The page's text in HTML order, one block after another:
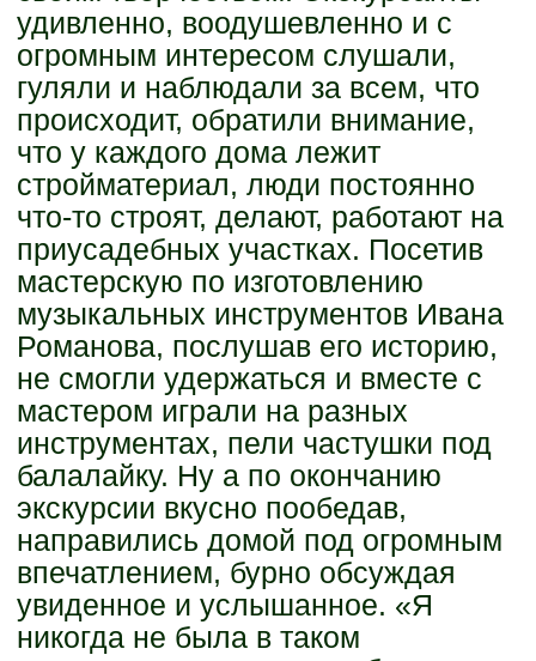
удивленно, воодушевленно и с
огромным интересом слушали,
гуляли и наблюдали за всем, что
происходит, обратили внимание,
что у каждого дома лежит
стройматериал, люди постоянно
что-то строят, делают, работают на
приусадебных участках. Посетив
мастерскую по изготовлению
музыкальных инструментов Ивана
Романова, послушав его историю,
не смогли удержаться и вместе с
мастером играли на разных
инструментах, пели частушки под
балалайку. Ну а по окончанию
экскурсии вкусно пообедав,
направились домой под огромным
впечатлением, бурно обсуждая
увиденное и услышанное. «Я
никогда не была в таком